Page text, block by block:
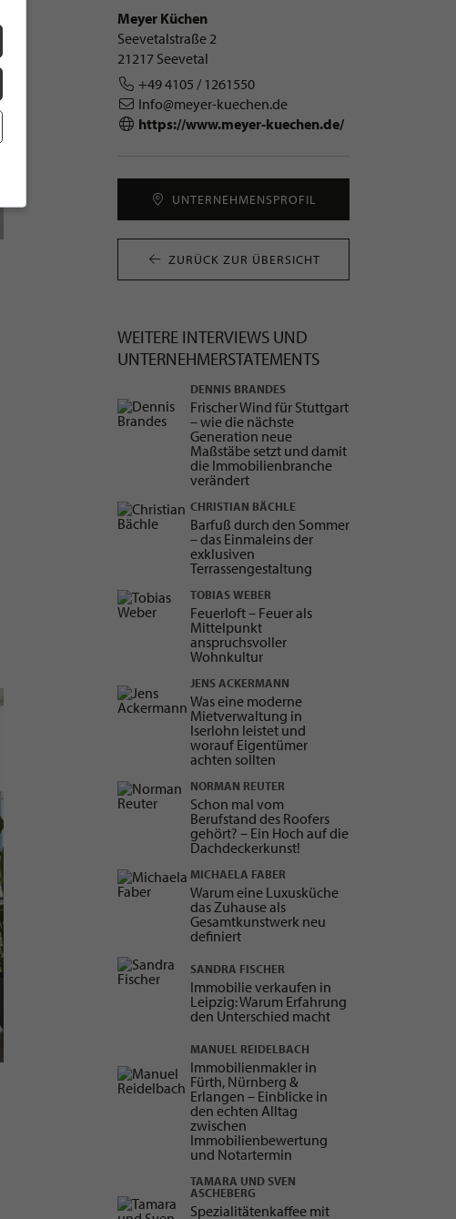
Meyer Küchen
Seevetalstraße 2
21217 Seevetal
+49 4105 / 1261550
Info@meyer-kuechen.de
https://www.meyer-kuechen.de/
UNTERNEHMENS­PROFIL
ZURÜCK ZUR ÜBERSICHT
WEITERE INTERVIEWS UND
UNTERNEHMER­STATEMENTS
DENNIS BRANDES
Frischer Wind für Stuttgart
– wie die nächste
Generation neue
Maßstäbe setzt und damit
die Immobilienbranche
verändert
CHRISTIAN BÄCHLE
Barfuß durch den Sommer
– das Einmaleins der
exklusiven
Terrassengestaltung
TOBIAS WEBER
Feuerloft – Feuer als
Mittelpunkt
anspruchsvoller
Wohnkultur
JENS ACKERMANN
Was eine moderne
Mietverwaltung in
Iserlohn leistet und
worauf Eigentümer
achten sollten
NORMAN REUTER
Schon mal vom
Berufstand des Roofers
gehört? – Ein Hoch auf die
Dachdeckerkunst!
MICHAELA FABER
Warum eine Luxusküche
das Zuhause als
Gesamtkunstwerk neu
definiert
SANDRA FISCHER
Immobilie verkaufen in
Leipzig: Warum Erfahrung
den Unterschied macht
MANUEL REIDELBACH
Immobilienmakler in
Fürth, Nürnberg &
Erlangen – Einblicke in
den echten Alltag
zwischen
Immobilienbewertung
und Notartermin
TAMARA UND SVEN
ASCHEBERG
Spezialitätenkaffee mit